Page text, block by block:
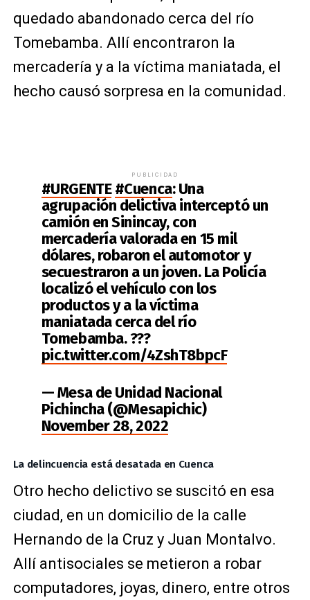
quedado abandonado cerca del río
Tomebamba. Allí encontraron la
mercadería y a la víctima maniatada, el
hecho causó sorpresa en la comunidad.
PUBLICIDAD
#URGENTE #Cuenca: Una
agrupación delictiva interceptó un
camión en Sinincay, con
mercadería valorada en 15 mil
dólares, robaron el automotor y
secuestraron a un joven. La Policía
localizó el vehículo con los
productos y a la víctima
maniatada cerca del río
Tomebamba. ???
pic.twitter.com/4ZshT8bpcF
— Mesa de Unidad Nacional
Pichincha (@Mesapichic)
November 28, 2022
La delincuencia está desatada en Cuenca
Otro hecho delictivo se suscitó en esa
ciudad, en un domicilio de la calle
Hernando de la Cruz y Juan Montalvo.
Allí antisociales se metieron a robar
computadores, joyas, dinero, entre otros